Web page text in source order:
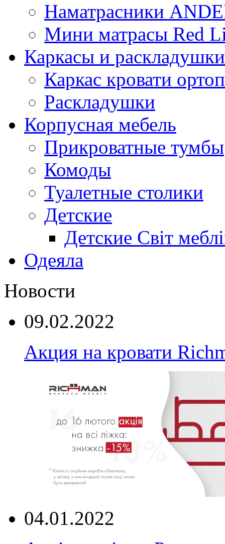
Наматрасники
Мини матрасы Red
Каркасы и раскладушки
Каркас кровати
Раскладушки
Корпусная мебель
Прикроватные тумбы
Комоды
Туалетные столики
Детские
Детские Світ
Одеяла
Новости
09.02.2022
Акция на кровати
04.01.2022